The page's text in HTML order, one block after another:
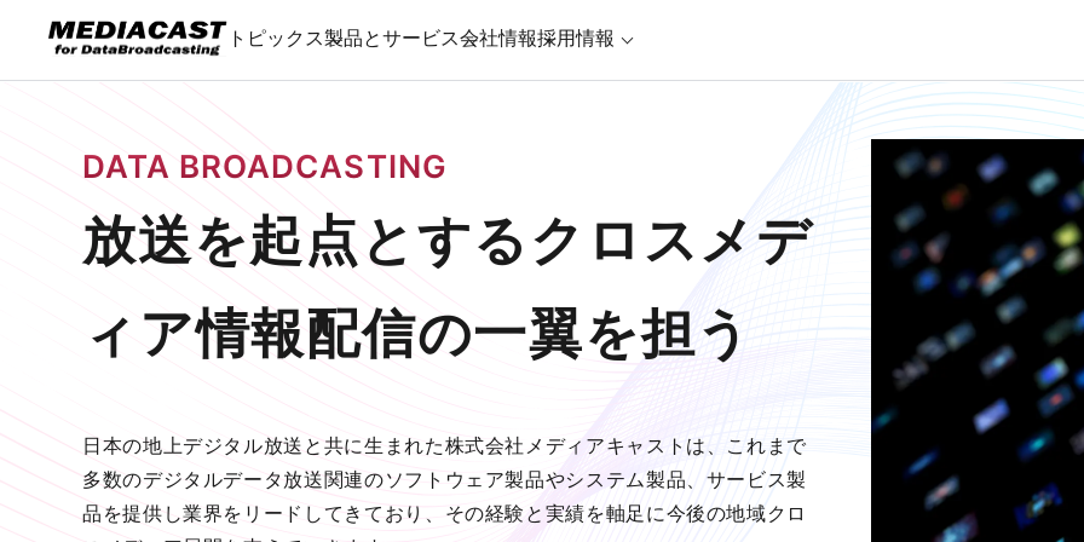
トピックス製品とサービス会社情報採用情報
DATA BROADCASTING
放送を起点とするクロスメデ
ィア情報配信の一翼を担う
日本の地上デジタル放送と共に生まれた株式会社メディアキャストは、これまで
多数のデジタルデータ放送関連のソフトウェア製品やシステム製品、サービス製
品を提供し業界をリードしてきており、その経験と実績を軸足に今後の地域クロ